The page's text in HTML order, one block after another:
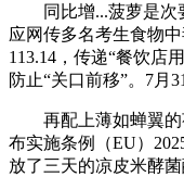
同比增...菠萝是次
应网传多名考生食物
113.14，传递“餐饮店
防止“关口前移”。7月
再配上薄如蝉翼的
布实施条例（EU）
放了三天的凉皮米酵